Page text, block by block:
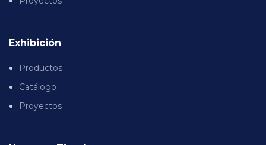
Exhibición
Productos
Catálogo
Proyectos